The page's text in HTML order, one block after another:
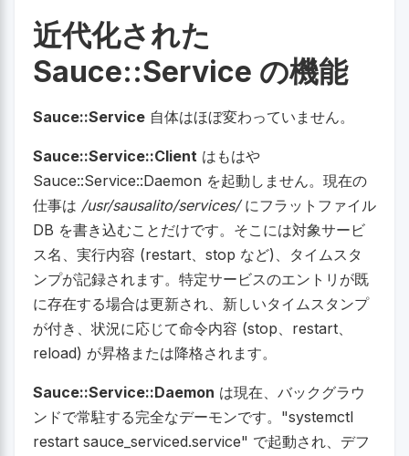
近代化された
Sauce::Service の機能
Sauce::Service 自体はほぼ変わっていません。
Sauce::Service::Client はもはや
Sauce::Service::Daemon を起動しません。現在の
仕事は /usr/sausalito/services/にフラットファイル
DB を書き込むことだけです。そこには対象サービ
ス名、実行内容 (restart、stop など)、タイムスタ
ンプが記録されます。特定サービスのエントリが既
に存在する場合は更新され、新しいタイムスタンプ
が付き、状況に応じて命令内容 (stop、restart、
reload) が昇格または降格されます。
Sauce::Service::Daemon は現在、バックグラウ
ンドで常駐する完全なデーモンです。"systemctl
restart sauce_serviced.service" で起動され、デフ